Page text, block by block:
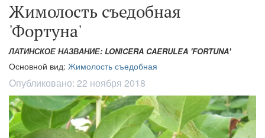
Жимолость съедобная
'Фортуна'
ЛАТИНСКОЕ НАЗВАНИЕ: LONICERA CAERULEA 'FORTUNA'
Основной вид: Жимолость съедобная
Опубликовано: 22 ноября 2018